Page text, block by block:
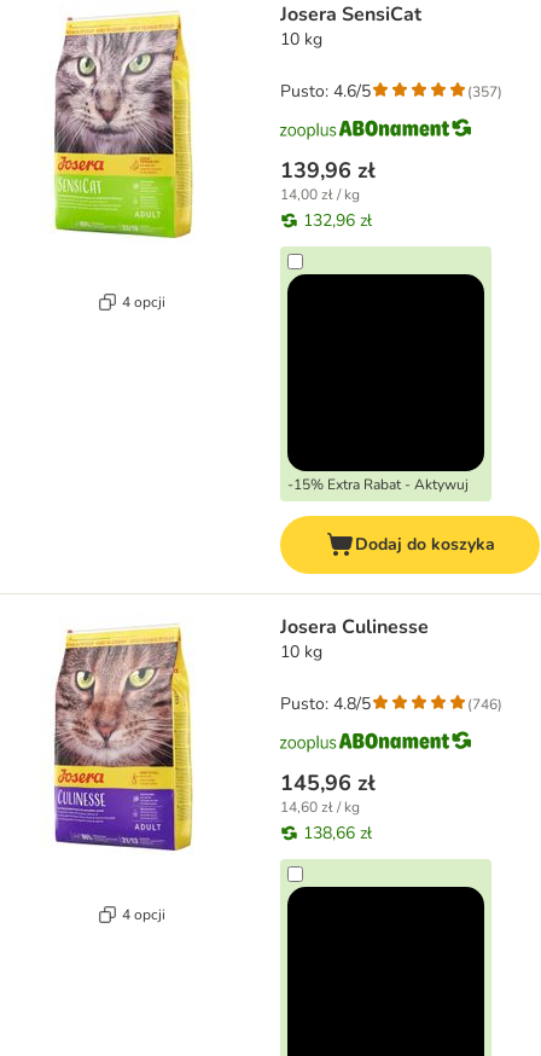
4 opcji
Josera SensiCat
10 kg
139,96 zł
14,00 zł / kg
132,96 zł
-15% Extra Rabat - Aktywuj
Pusto: 4.6/5 (357)
Dodaj do koszyka
4 opcji
Josera Culinesse
10 kg
145,96 zł
14,60 zł / kg
138,66 zł
Pusto: 4.8/5 (746)